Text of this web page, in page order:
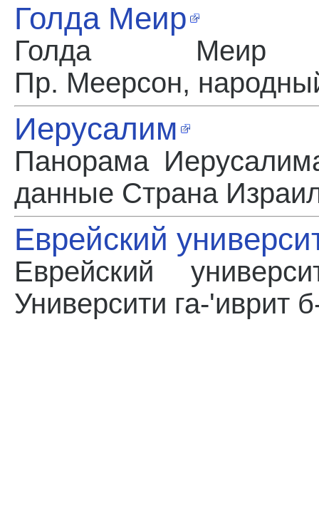
Голда Меир
Голда
Пр. Меерсон,
Иерусалим
Панорама
данные Страна
Еврейский
Еврейский
Университи га-'иврит